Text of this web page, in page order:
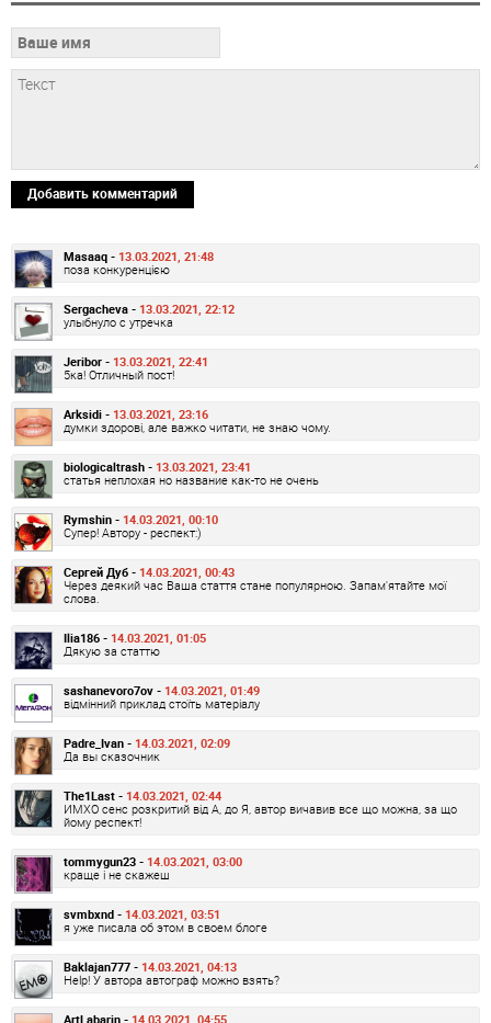
Добавить комментарий
Masaaq - 13.03.2021, 21:48
поза конкуренцією
Sergacheva - 13.03.2021, 22:12
улыбнуло с утречка
Jeribor - 13.03.2021, 22:41
5ка! Отличный пост!
Arksidi - 13.03.2021, 23:16
думки здорові, але важко читати, не знаю чому.
biologicaltrash - 13.03.2021, 23:41
статья неплохая но название как-то не очень
Rymshin - 14.03.2021, 00:10
Супер! Автору - респект:)
Сергей Дуб - 14.03.2021, 00:43
Через деякий час Ваша стаття стане популярною. Запам'ятайте мої
слова.
Ilia186 - 14.03.2021, 01:05
Дякую за статтю
sashanevoro7ov - 14.03.2021, 01:49
відмінний приклад стоїть матеріалу
Padre_Ivan - 14.03.2021, 02:09
Да вы сказочник
The1Last - 14.03.2021, 02:44
ИМХО сенс розкритий від А, до Я, автор вичавив все що можна, за що
йому респект!
tommygun23 - 14.03.2021, 03:00
краще і не скажеш
svmbxnd - 14.03.2021, 03:51
я уже писала об этом в своем блоге
Baklajan777 - 14.03.2021, 04:13
Help! У автора автограф можно взять?
ArtLabarin - 14.03.2021, 04:55